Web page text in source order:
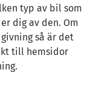
typ av bil som
dig av den. Om
så är det
till hemsidor